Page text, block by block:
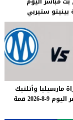
بينيتو ستيربي
مارسيليا وأتلتيك
اليوم 9-8-2026
قمة